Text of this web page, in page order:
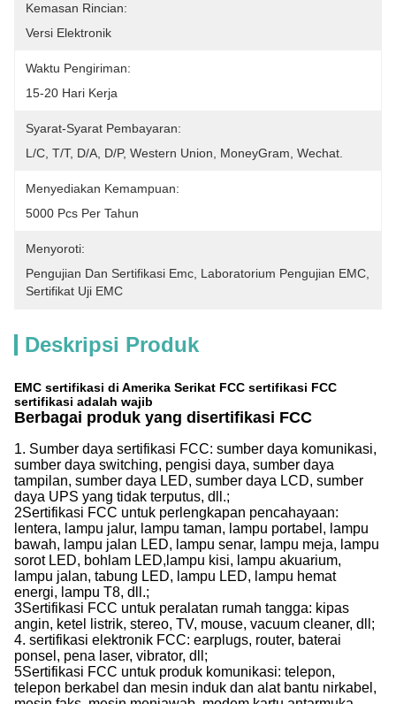
Kemasan Rincian:
Versi Elektronik
Waktu Pengiriman:
15-20 Hari Kerja
Syarat-Syarat Pembayaran:
L/C, T/T, D/A, D/P, Western Union, MoneyGram, Wechat.
Menyediakan Kemampuan:
5000 Pcs Per Tahun
Menyoroti:
Pengujian Dan Sertifikasi Emc Laboratorium Pengujian EMC
Sertifikat Uji EMC
Deskripsi Produk
EMC sertifikasi di Amerika Serikat FCC sertifikasi FCC
sertifikasi adalah wajib
Berbagai produk yang disertifikasi FCC
1. Sumber daya sertifikasi FCC: sumber daya komunikasi,
sumber daya switching, pengisi daya, sumber daya
tampilan, sumber daya LED, sumber daya LCD, sumber
daya UPS yang tidak terputus, dll.;
2Sertifikasi FCC untuk perlengkapan pencahayaan:
lentera, lampu jalur, lampu taman, lampu portabel, lampu
bawah, lampu jalan LED, lampu senar, lampu meja, lampu
sorot LED, bohlam LED,lampu kisi, lampu akuarium,
lampu jalan, tabung LED, lampu LED, lampu hemat
energi, lampu T8, dll.;
3Sertifikasi FCC untuk peralatan rumah tangga: kipas
angin, ketel listrik, stereo, TV, mouse, vacuum cleaner, dll;
4. sertifikasi elektronik FCC: earplugs, router, baterai
ponsel, pena laser, vibrator, dll;
5Sertifikasi FCC untuk produk komunikasi: telepon,
telepon berkabel dan mesin induk dan alat bantu nirkabel,